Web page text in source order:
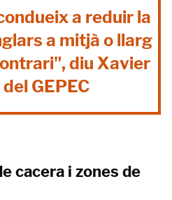
a reduir la
a mitjà o llarg
diu Xavier
GEPEC
cacera i zones de